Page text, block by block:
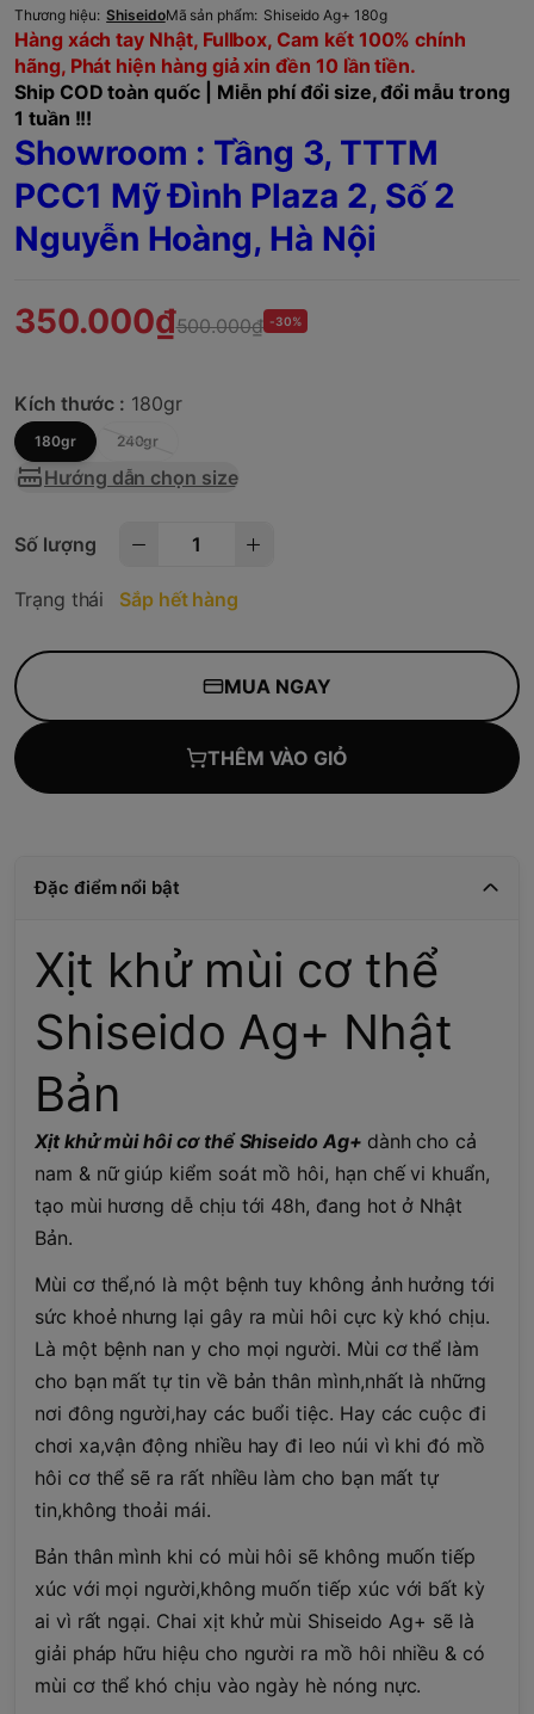
Thương hiệu: ShiseidoMã sản phẩm: Shiseido Ag+ 180g
Hàng xách tay Nhật, Fullbox, Cam kết 100% chính
hãng, Phát hiện hàng giả xin đền 10 lần tiền.
Ship COD toàn quốc | Miễn phí đổi size, đổi mẫu trong
1 tuần !!!
Showroom : Tầng 3, TTTM
PCC1 Mỹ Đình Plaza 2, Số 2
Nguyễn Hoàng, Hà Nội
350.000₫500.000₫ -30%
Kích thước : 180gr
180gr 240gr
Hướng dẫn chọn size
Số lượng
Trạng thái Sắp hết hàng
MUA NGAY
THÊM VÀO GIỎ
Đặc điểm nổi bật
Xịt khử mùi cơ thể
Shiseido Ag+ Nhật
Bản
Xịt khử mùi hôi cơ thể Shiseido Ag+ dành cho cả
nam & nữ giúp kiểm soát mồ hôi, hạn chế vi khuẩn,
tạo mùi hương dễ chịu tới 48h, đang hot ở Nhật
Bản.
Mùi cơ thể,nó là một bệnh tuy không ảnh hưởng tới
sức khoẻ nhưng lại gây ra mùi hôi cực kỳ khó chịu.
Là một bệnh nan y cho mọi người. Mùi cơ thể làm
cho bạn mất tự tin về bản thân mình,nhất là những
nơi đông người,hay các buổi tiệc. Hay các cuộc đi
chơi xa,vận động nhiều hay đi leo núi vì khi đó mồ
hôi cơ thể sẽ ra rất nhiều làm cho bạn mất tự
tin,không thoải mái.
Bản thân mình khi có mùi hôi sẽ không muốn tiếp
xúc với mọi người,không muốn tiếp xúc với bất kỳ
ai vì rất ngại. Chai xịt khử mùi Shiseido Ag+ sẽ là
giải pháp hữu hiệu cho người ra mồ hôi nhiều & có
mùi cơ thể khó chịu vào ngày hè nóng nực.